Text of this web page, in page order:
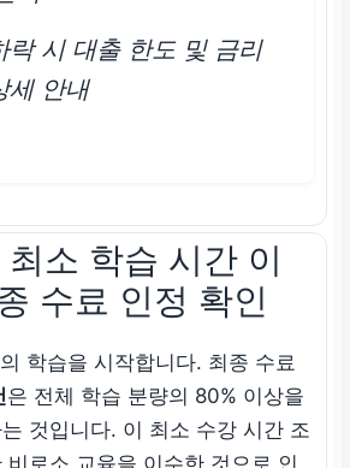
락 시 대출 한도 및 금리
세 안내
소 학습 시간 이
수료 인정 확인
학습을 시작합니다. 최종 수료
은 전체 학습 분량의 80% 이상을
것입니다. 이 최소 수강 시간 조